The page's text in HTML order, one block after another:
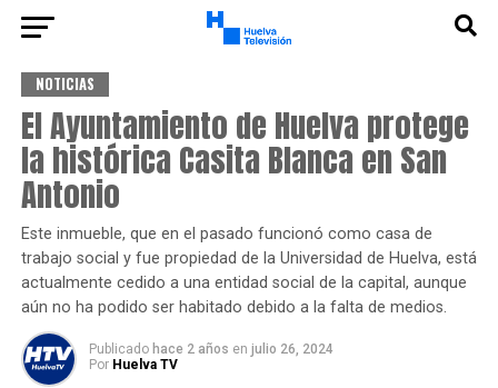
NOTICIAS
El Ayuntamiento de Huelva protege
la histórica Casita Blanca en San
Antonio
Este inmueble, que en el pasado funcionó como casa de
trabajo social y fue propiedad de la Universidad de Huelva, está
actualmente cedido a una entidad social de la capital, aunque
aún no ha podido ser habitado debido a la falta de medios.
Publicado hace 2 años en julio 26, 2024
Por Huelva TV